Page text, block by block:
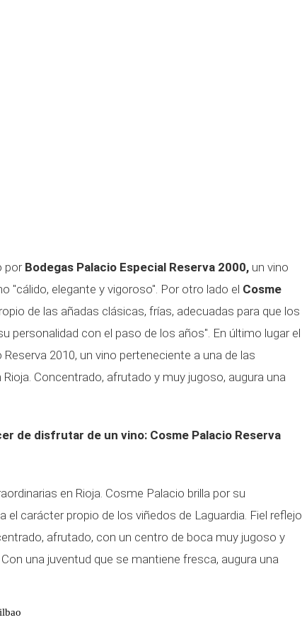
por Bodegas Palacio Especial Reserva 2000, un vino
"cálido, elegante y vigoroso". Por otro lado el Cosme
de las añadas clásicas, frías, adecuadas para que los
personalidad con el paso de los años". En último lugar el
2010, un vino perteneciente a una de las
Concentrado, afrutado y muy jugoso, augura una
de disfrutar de un vino: Cosme Palacio Reserva
en Rioja. Cosme Palacio brilla por su
el carácter propio de los viñedos de Laguardia. Fiel reflejo
afrutado, con un centro de boca muy jugoso y
una juventud que se mantiene fresca, augura una